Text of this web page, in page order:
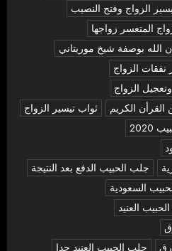
الزواج وفتح النصيب
المتعسر زواجها
الله بوصفة شيخ موريتاني
نفقات الزواج
الزواج
الكريم
ثواب تيسير الزواج
جلب الحبيب الدفع بعد النتيجة
السعودية
العنيد
جلب الحبيب العنيد جدا